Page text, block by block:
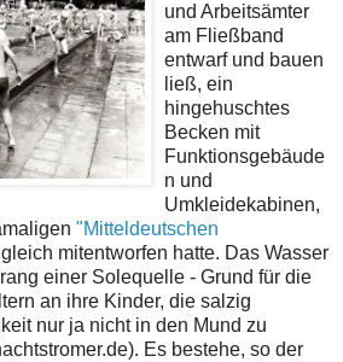
und Arbeitsämter
am Fließband
entwarf und bauen
ließ, ein
hingehuschtes
Becken mit
Funktionsgebäude
n und
Umkleidekabinen,
"Mitteldeutschen
mitentworfen hatte. Das Wasser
einer Solequelle - Grund für die
an ihre Kinder, die salzig
nur ja nicht in den Mund zu
Es bestehe, so der